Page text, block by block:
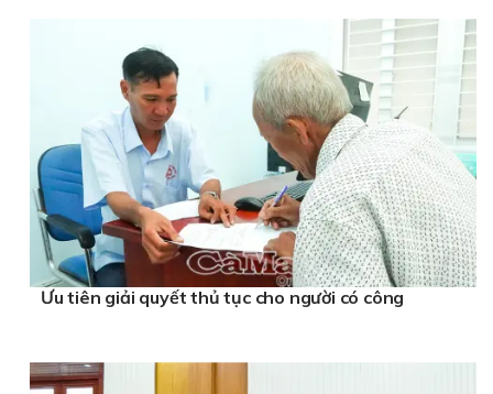
Ưu tiên giải quyết thủ tục cho người có công